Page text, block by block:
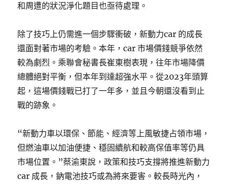
和周遭的狀況淨化題目也亟待處理。
除了技巧上仍需進一個步驟衝破，新動力car 的成長
還面對著市場的考驗。本年，car 市場價錢競爭依然
較為劇烈。乘聯會秘書長崔東樹表現，往年市場降價
總體絕對平衡，但本年到達超強水平。從2023年頭算
起，這場價錢戰已打了一年多，並且今朝還沒看到止
戰的跡象。
“新動力車以環保、節能、經濟等上風敏捷占領市場，
但燃油車以加油便捷、穩固續航和較高保值率等仍具
市場位置。”蔡渝東說，政策和技巧支撐將推進新動力
car 成長，鈉電池技巧或為將來要害。較長時光內，